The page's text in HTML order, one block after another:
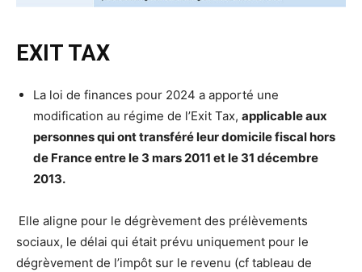
EXIT TAX
La loi de finances pour 2024 a apporté une
modification au régime de l’Exit Tax, applicable aux
personnes qui ont transféré leur domicile fiscal hors
de France entre le 3 mars 2011 et le 31 décembre
2013.
Elle aligne pour le dégrèvement des prélèvements
sociaux, le délai qui était prévu uniquement pour le
dégrèvement de l’impôt sur le revenu (cf tableau de